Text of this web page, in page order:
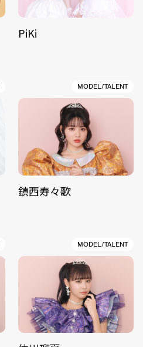
PiKi
MODEL/TALENT
鎮西寿々歌
MODEL/TALENT